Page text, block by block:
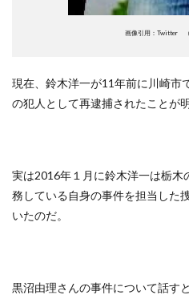
画像引用：Twitter （
現在、鈴木洋一が11年前に川崎市
の犯人として再逮捕されたことが
実は2016年１月に鈴木洋一は栃木
務している自身の事件を担当した
いたのだ。
黒沼由理さんの事件について話す